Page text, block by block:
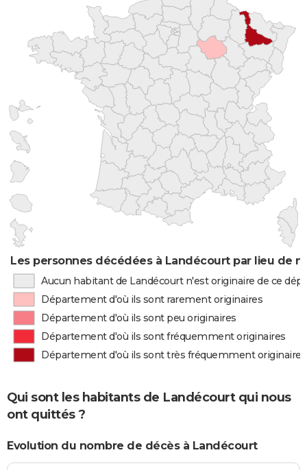
Les personnes décédées à Landécourt par lieu de
Aucun habitant de Landécourt n'est originaire de ce
Département d'où ils sont rarement originaires
Département d'où ils sont peu originaires
Département d'où ils sont fréquemment originaires
Département d'où ils sont très fréquemment originaires
Qui sont les habitants de Landécourt qui nous
ont quittés ?
Evolution du nombre de décès à Landécourt